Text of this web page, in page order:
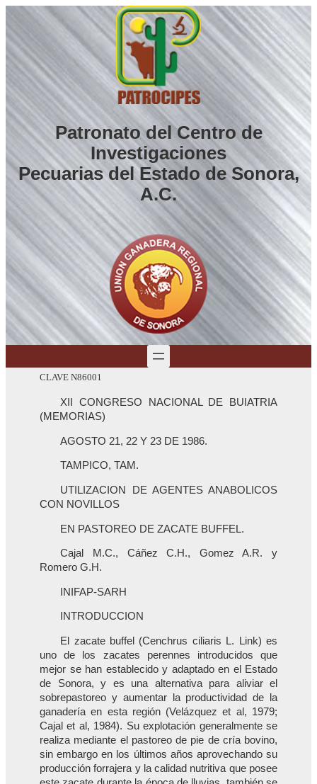
Saltar
al
contenido
Patronato del Centro de
Investigaciones
Pecuarias del Estado de Sonora,
A.C.
CLAVE N86001
XII CONGRESO NACIONAL DE BUIATRIA
(MEMORIAS)
AGOSTO 21, 22 Y 23 DE 1986.
TAMPICO, TAM.
UTILIZACION DE AGENTES ANABOLICOS
CON NOVILLOS
EN PASTOREO DE ZACATE BUFFEL.
Cajal M.C., Cáñez C.H., Gomez A.R. y
Romero G.H.
INIFAP-SARH
INTRODUCCION
El zacate buffel (Cenchrus ciliaris L. Link) es
uno de los zacates perennes introducidos que
mejor se han establecido y adaptado en el Estado
de Sonora, y es una alternativa para aliviar el
sobrepastoreo y aumentar la productividad de la
ganadería en esta región (Velázquez et al, 1979;
Cajal et al, 1984). Su explotación generalmente se
realiza mediante el pastoreo de pie de cría bovino,
sin embargo en los últimos años aprovechando su
producción forrajera y la calidad nutritiva que posee